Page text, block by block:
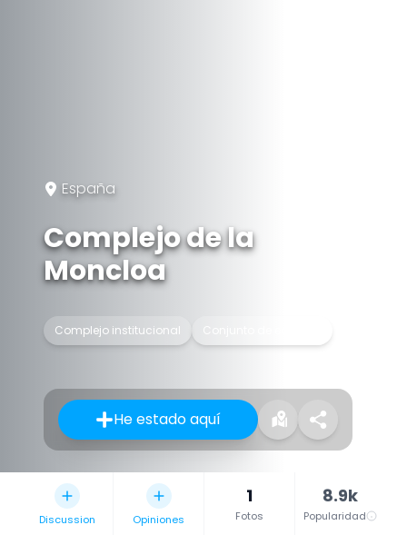
España
Complejo de la
Moncloa
Complejo institucional
He estado aquí
Discussion Opiniones
1
Fotos
8.9k
Popularidad